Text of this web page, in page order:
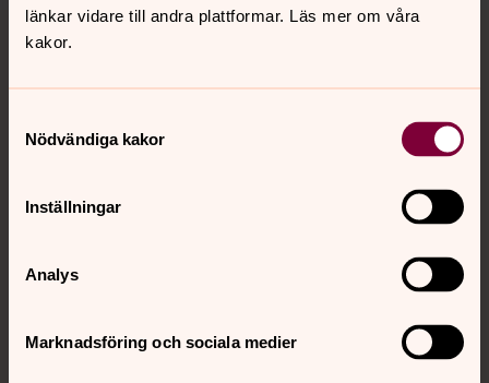
länkar vidare till andra plattformar. Läs mer om våra
kakor.
Nödvändiga kakor
Inställningar
Analys
Marknadsföring och sociala medier
Tillbaka till toppen
Tillbaka till innehållet
Kontakt
Kalender